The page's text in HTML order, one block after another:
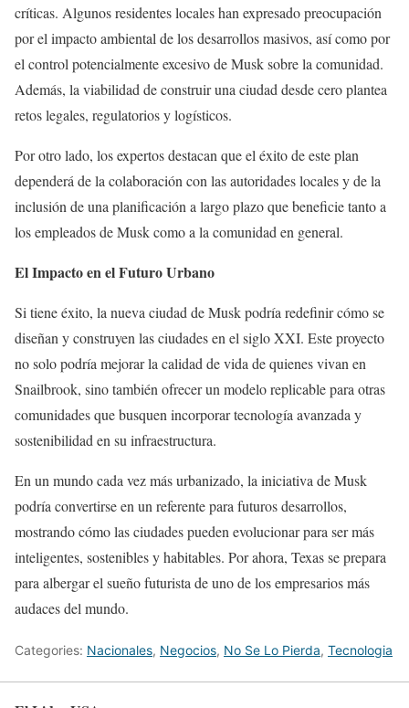
críticas. Algunos residentes locales han expresado preocupación
por el impacto ambiental de los desarrollos masivos, así como por
el control potencialmente excesivo de Musk sobre la comunidad.
Además, la viabilidad de construir una ciudad desde cero plantea
retos legales, regulatorios y logísticos.
Por otro lado, los expertos destacan que el éxito de este plan
dependerá de la colaboración con las autoridades locales y de la
inclusión de una planificación a largo plazo que beneficie tanto a
los empleados de Musk como a la comunidad en general.
El Impacto en el Futuro Urbano
Si tiene éxito, la nueva ciudad de Musk podría redefinir cómo se
diseñan y construyen las ciudades en el siglo XXI. Este proyecto
no solo podría mejorar la calidad de vida de quienes vivan en
Snailbrook, sino también ofrecer un modelo replicable para otras
comunidades que busquen incorporar tecnología avanzada y
sostenibilidad en su infraestructura.
En un mundo cada vez más urbanizado, la iniciativa de Musk
podría convertirse en un referente para futuros desarrollos,
mostrando cómo las ciudades pueden evolucionar para ser más
inteligentes, sostenibles y habitables. Por ahora, Texas se prepara
para albergar el sueño futurista de uno de los empresarios más
audaces del mundo.
Categories: Nacionales, Negocios, No Se Lo Pierda, Tecnologia